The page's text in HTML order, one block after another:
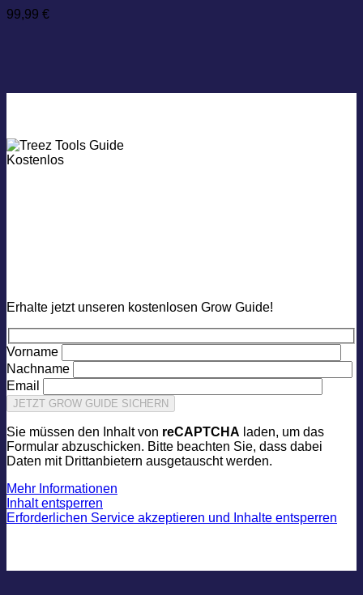
99,99 €
Kosten­­los
Erhalte jetzt unseren kostenlosen Grow Guide!
Vorname
Nachname
Email
Sie müssen den Inhalt von reCAPTCHA laden, um das
Formular abzuschicken. Bitte beachten Sie, dass dabei
Daten mit Drittanbietern ausgetauscht werden.
Mehr Informationen
Inhalt entsperren
Erforderlichen Service akzeptieren und Inhalte entsperren